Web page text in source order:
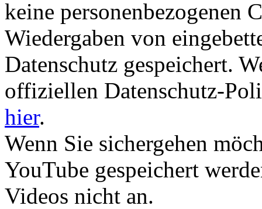
keine personenbezogenen
Wiedergaben von
Datenschutz gespeichert.
offiziellen Datenschutz-
hier.
Wenn Sie sichergehen
YouTube gespeichert
Videos nicht an.